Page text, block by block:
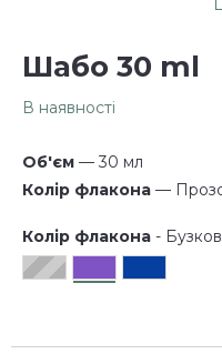
Шабо 30 ml
В наявності
Об'єм
— 30 мл
Колір флакона
—
Колір флакона -